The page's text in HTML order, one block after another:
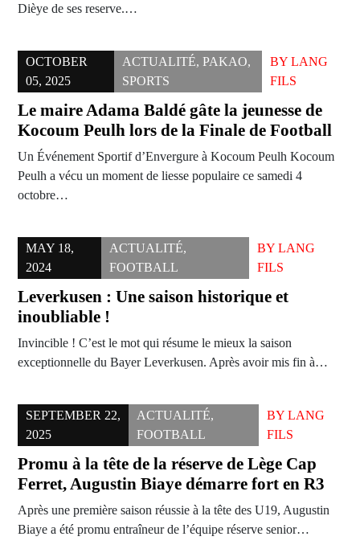
Dièye de ses reserve.…
OCTOBER
05, 2025
ACTUALITÉ,PAKAO,
SPORTS
BYLANG
FILS
Le maire Adama Baldé gâte la jeunesse de
Kocoum Peulh lors de la Finale de Football
Un Événement Sportif d’Envergure à Kocoum Peulh Kocoum
Peulh a vécu un moment de liesse populaire ce samedi 4
octobre…
MAY 18,
2024
ACTUALITÉ,
FOOTBALL
BYLANG
FILS
Leverkusen : Une saison historique et
inoubliable !
Invincible ! C’est le mot qui résume le mieux la saison
exceptionnelle du Bayer Leverkusen. Après avoir mis fin à…
SEPTEMBER 22,
2025
ACTUALITÉ,
FOOTBALL
BYLANG
FILS
Promu à la tête de la réserve de Lège Cap
Ferret, Augustin Biaye démarre fort en R3
Après une première saison réussie à la tête des U19, Augustin
Biaye a été promu entraîneur de l’équipe réserve senior…